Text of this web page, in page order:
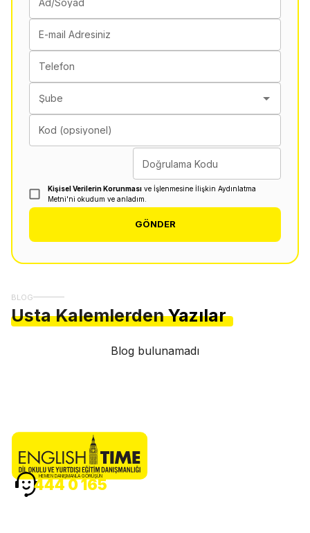
Ad/Soyad
E-mail Adresiniz
Telefon
Şube
Kod (opsiyonel)
Doğrulama Kodu
Kişisel Verilerin Korunması ve İşlenmesine İlişkin Aydınlatma
Metni'ni okudum ve anladım.
GÖNDER
BLOG
Usta Kalemlerden Yazılar
Blog bulunamadı
HEMEN DANIŞMANLA GÖRÜŞÜN
444 0 165